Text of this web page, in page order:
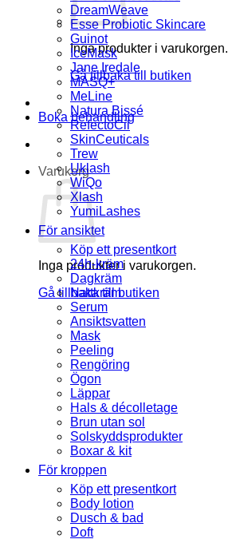
Inga produkter i varukorgen.
Gå tillbaka till butiken
Boka behandling
Varukorg
Inga produkter i varukorgen.
Gå tillbaka till butiken
DreamWeave
Esse Probiotic Skincare
Guinot
IceMask
Jane Iredale
MASQ+
MeLine
Natura Bissé
RefectoCil
SkinCeuticals
Trew
Uklash
WiQo
Xlash
YumiLashes
För ansiktet
Köp ett presentkort
24h-kräm
Dagkräm
Nattkräm
Serum
Ansiktsvatten
Mask
Peeling
Rengöring
Ögon
Läppar
Hals & décolletage
Brun utan sol
Solskyddsprodukter
Boxar & kit
För kroppen
Köp ett presentkort
Body lotion
Dusch & bad
Doft